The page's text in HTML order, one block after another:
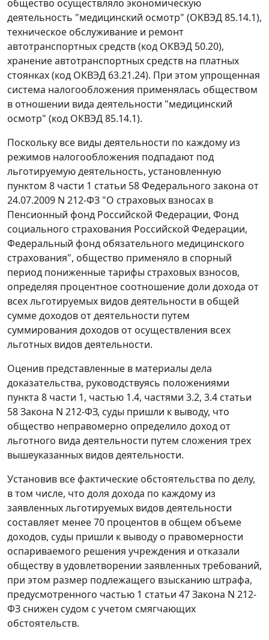
общество осуществляло экономическую
деятельность "медицинский осмотр" (ОКВЭД 85.14.1),
техническое обслуживание и ремонт
автотранспортных средств (код ОКВЭД 50.20),
хранение автотранспортных средств на платных
стоянках (код ОКВЭД 63.21.24). При этом упрощенная
система налогообложения применялась обществом
в отношении вида деятельности "медицинский
осмотр" (код ОКВЭД 85.14.1).
Поскольку все виды деятельности по каждому из
режимов налогообложения подпадают под
льготируемую деятельность, установленную
пунктом 8 части 1 статьи 58Федерального закона от
24.07.2009 N 212-ФЗ "О страховых взносах в
Пенсионный фонд Российской Федерации, Фонд
социального страхования Российской Федерации,
Федеральный фонд обязательного медицинского
страхования", общество применяло в спорный
период пониженные тарифы страховых взносов,
определяя процентное соотношение доли дохода от
всех льготируемых видов деятельности в общей
сумме доходов от деятельности путем
суммирования доходов от осуществления всех
льготных видов деятельности.
Оценив представленные в материалы дела
доказательства, руководствуясь положениями
пункта 8 части 1, частью 1.4, частями 3.2, 3.4 статьи
58Закона N 212-ФЗ, суды пришли к выводу, что
общество неправомерно определило доход от
льготного вида деятельности путем сложения трех
вышеуказанных видов деятельности.
Установив все фактические обстоятельства по делу,
в том числе, что доля дохода по каждому из
заявленных льготируемых видов деятельности
составляет менее 70 процентов в общем объеме
доходов, суды пришли к выводу о правомерности
оспариваемого решения учреждения и отказали
обществу в удовлетворении заявленных требований,
при этом размер подлежащего взысканию штрафа,
предусмотренного частью 1 статьи 47Закона N 212-
ФЗ снижен судом с учетом смягчающих
обстоятельств.